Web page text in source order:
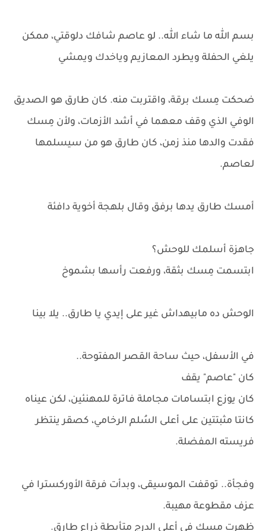
بسم الله ما شاء الله.. لو عاصم شافك دلوقتي، ممكن
يلغي الحفلة ويطرد المعازيم وياخدك ويمشي
ضحكت مِسك برقة، واقتربت منه. كان طارق هو الصديق
الوفي الذي وقف معهما في أشد الأزمات، ولأن مِسك
فقدت والدها منذ زمن، كان طارق هو من سيسلمها
لعاصم.
أمسك طارق يدها برفق وقال بلهجة أخوية دافئة
جاهزة أسلمك للوحش؟
ابتسمت مِسك بثقة، ورفعت رأسها بشموخ
الوحش ده مابيهداش غير على إيدي يا طارق.. يلا بينا
في الأسفل، حيث ساحة القصر المفتوحة..
كان "عاصم" يقف
كان يوزع ابتسامات مجاملة فاترة للمهنئين، لكن عيناه
كانتا مثبتتين على أعلى السُلم الرخامي، كصقر ينتظر
فريسته المفضلة.
وفجأة.. توقفت الموسيقى، وبدأت فرقة الأوركسترا في
عزف مقطوعة مهيبة.
ظهرت مِسك في أعلى الدرج متأبطة ذراع طارق.